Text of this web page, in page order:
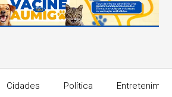
Cidades Política